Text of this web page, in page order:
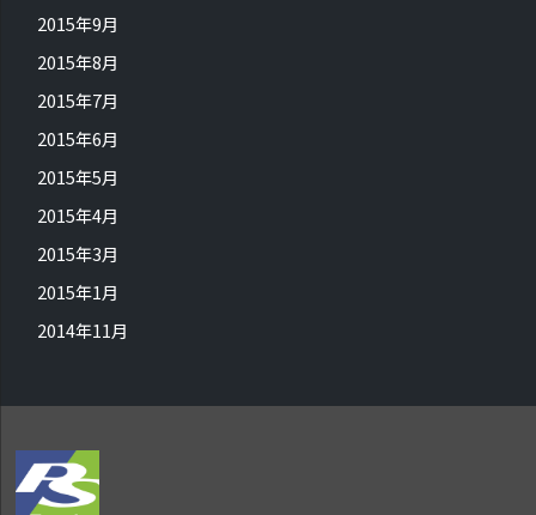
2015年9月
2015年8月
2015年7月
2015年6月
2015年5月
2015年4月
2015年3月
2015年1月
2014年11月